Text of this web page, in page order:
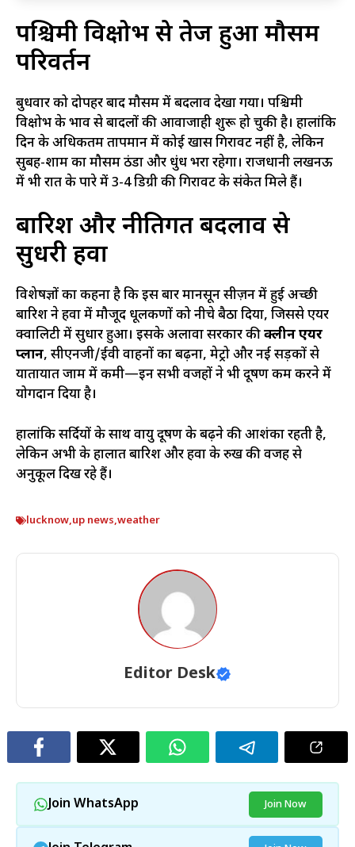
पश्चिमी विक्षोभ से तेज हुआ मौसम
परिवर्तन
बुधवार को दोपहर बाद मौसम में बदलाव देखा गया। पश्चिमी
विक्षोभ के प्रभाव से बादलों की आवाजाही शुरू हो चुकी है। हालांकि
दिन के अधिकतम तापमान में कोई खास गिरावट नहीं है, लेकिन
सुबह-शाम का मौसम ठंडा और धुंध भरा रहेगा। राजधानी लखनऊ
में भी रात के पारे में 3-4 डिग्री की गिरावट के संकेत मिले हैं।
बारिश और नीतिगत बदलाव से
सुधरी हवा
विशेषज्ञों का कहना है कि इस बार मानसून सीज़न में हुई अच्छी
बारिश ने हवा में मौजूद धूलकणों को नीचे बैठा दिया, जिससे एयर
क्वालिटी में सुधार हुआ। इसके अलावा सरकार कीक्लीन एयर
प्लान, सीएनजी/ईवी वाहनों का बढ़ना, मेट्रो और नई सड़कों से
यातायात जाम में कमी—इन सभी वजहों ने भी प्रदूषण कम करने में
योगदान दिया है।
हालांकि सर्दियों के साथ वायु प्रदूषण के बढ़ने की आशंका रहती है,
लेकिन अभी के हालात बारिश और हवा के रुख की वजह से
अनुकूल दिख रहे हैं।
lucknow,up news,weather
Editor Desk
Join WhatsApp Join Now